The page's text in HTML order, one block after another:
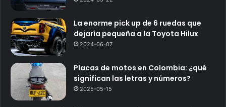
La enorme pick up de 6 ruedas que
dejaría pequeña a la Toyota Hilux
2024-06-07
Placas de motos en Colombia: ¿qué
significan las letras y números?
2025-05-15